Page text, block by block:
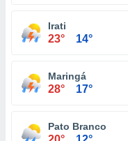
Irati
23° 14°
Maringá
28° 17°
Pato Branco